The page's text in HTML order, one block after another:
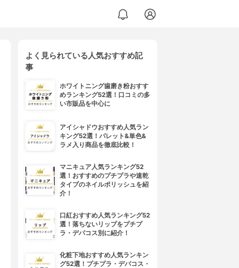
よく見られている人気おすすめ記
事
ホワイトニング歯磨き粉おすす
めランキング52選！口コミの多
い市販品を中心に
アイシャドウおすすめ人気ラン
キング52選！パレット&単色&
ラメ入り商品を徹底比較！
マニキュア人気ランキング52
選！おすすめのプチプラや速乾
タイプのネイルポリッシュを紹
介！
口紅おすすめ人気ランキング52
選！落ちないリップをプチプ
ラ・デパコス別に紹介！
化粧下地おすすめ人気ランキン
グ52選！プチプラ・デパコス・